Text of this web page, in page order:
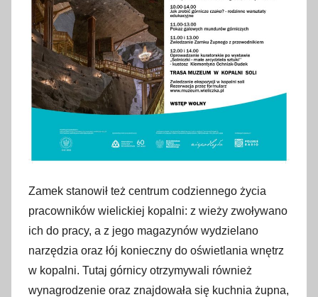
Zamek stanowił też centrum codziennego życia
pracowników wielickiej kopalni: z wieży zwoływano
ich do pracy, a z jego magazynów wydzielano
narzędzia oraz łój konieczny do oświetlania wnętrz
w kopalni. Tutaj górnicy otrzymywali również
wynagrodzenie oraz znajdowała się kuchnia żupna,